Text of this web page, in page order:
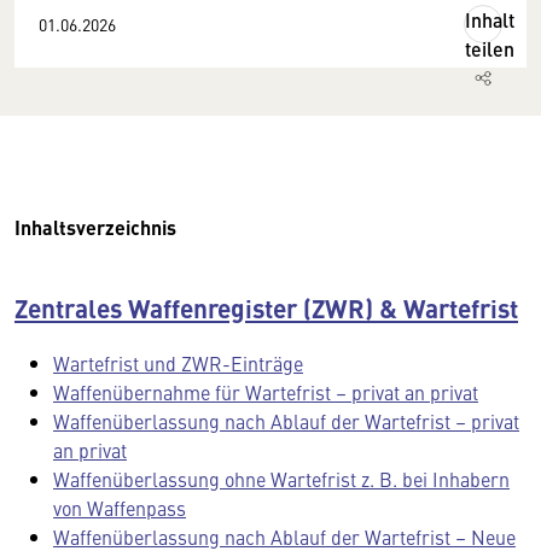
01.06.2026
Inhalt
teilen
Inhaltsverzeichnis
Zentrales Waffenregister (ZWR) & Wartefrist
Wartefrist und ZWR-Einträge
Waffenübernahme für Wartefrist – privat an privat
Waffenüberlassung nach Ablauf der Wartefrist – privat
an privat
Waffenüberlassung ohne Wartefrist z. B. bei Inhabern
von Waffenpass
Waffenüberlassung nach Ablauf der Wartefrist – Neue